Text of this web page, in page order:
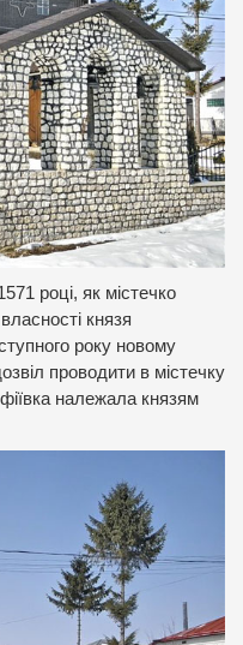
році, як містечко
князя
року новому
проводити в містечку
належала князям